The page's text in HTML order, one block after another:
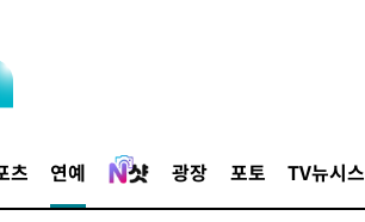
츠 연예 광장 포토 TV뉴시스